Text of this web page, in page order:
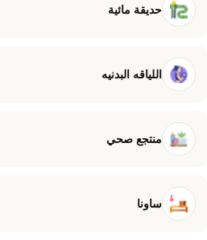
حديقة مائية
اللياقه البدنيه
منتجع صحي
ساونا